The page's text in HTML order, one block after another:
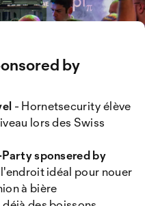
by
- Hornetsecurity élève
lors des Swiss
sponsered by
idéal pour nouer
à bière